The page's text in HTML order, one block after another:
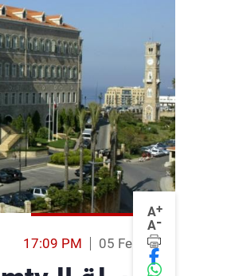
A+
A-
05 Feb 2019
17:09 PM